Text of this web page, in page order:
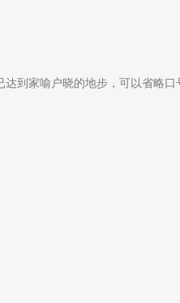
到家喻户晓的地步，可以省略口